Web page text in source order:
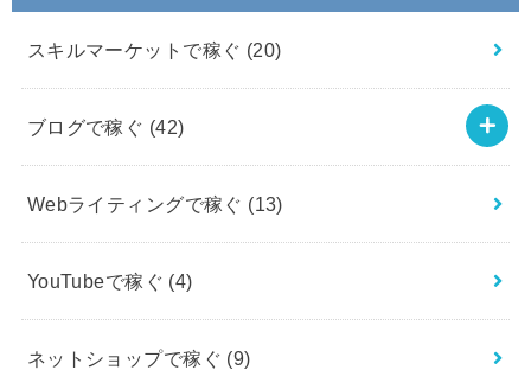
スキルマーケットで稼ぐ (20)
ブログで稼ぐ (42)
Webライティングで稼ぐ (13)
YouTubeで稼ぐ (4)
ネットショップで稼ぐ (9)